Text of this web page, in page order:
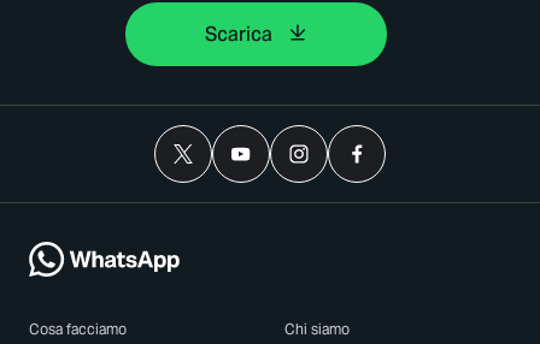
Scarica
Cosa facciamo Chi siamo